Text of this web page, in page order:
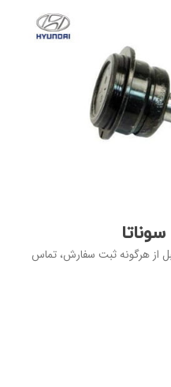
از هرگونه ثبت سفارش، تماس